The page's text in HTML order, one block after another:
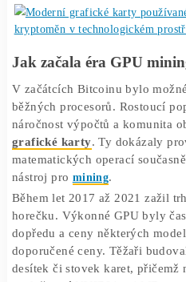
03/06/2026
GPU mining a těžba
karet opravdu na
Když se řekneGPU mining,
místností plných blikajících
grafické karty . Právě GPU
kryptoměnové revoluce.
změnila, představa, žeGPU
přesná.